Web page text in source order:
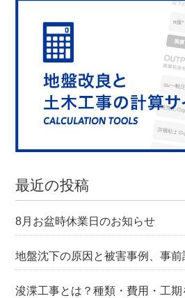
最近の投稿
8月お盆時休業日のお知らせ
地盤沈下の原因と被害事例、事
浚渫工事とは？種類・費用・工期